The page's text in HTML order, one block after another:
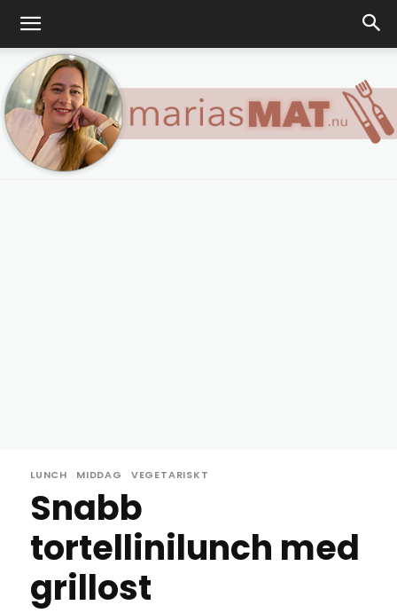
LUNCH MIDDAG VEGETARISKT
Snabb
tortellinilunch med
grillost